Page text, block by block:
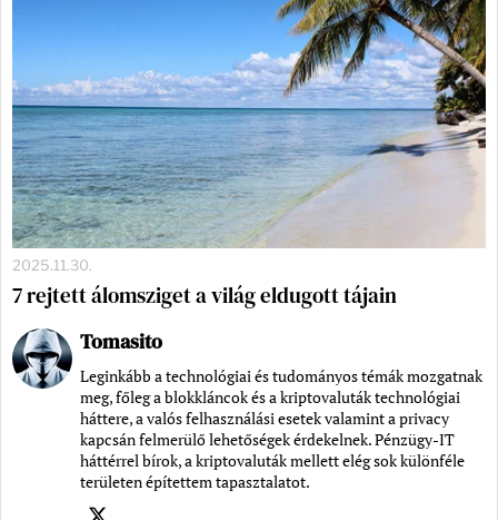
2025.11.30.
7 rejtett álomsziget a világ eldugott tájain
Tomasito
Leginkább a technológiai és tudományos témák mozgatnak
meg, főleg a blokkláncok és a kriptovaluták technológiai
háttere, a valós felhasználási esetek valamint a privacy
kapcsán felmerülő lehetőségek érdekelnek. Pénzügy-IT
háttérrel bírok, a kriptovaluták mellett elég sok különféle
területen építettem tapasztalatot.